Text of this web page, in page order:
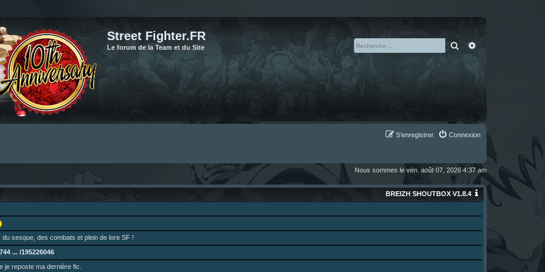
Street Fighter.FR
Le forum de la Team et du Site Rechercher
Connexion
S’enregistrer
Nous sommes le ven. août 07, 2026 4:37 am
BREIZH SHOUTBOX V1.8.4
sesque, des combats et plein de lore SF !
... /195226046
je reposte ma dernière fic.